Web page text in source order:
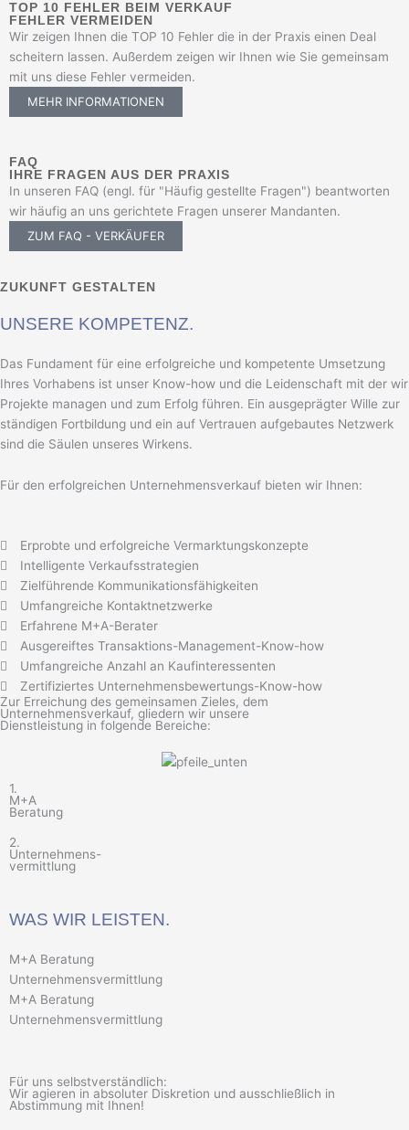
TOP 10 FEHLER BEIM VERKAUF
FEHLER VERMEIDEN
Wir zeigen Ihnen die TOP 10 Fehler die in der Praxis einen Deal
scheitern lassen. Außerdem zeigen wir Ihnen wie Sie gemeinsam
mit uns diese Fehler vermeiden.
MEHR INFORMATIONEN
FAQ
IHRE FRAGEN AUS DER PRAXIS
In unseren FAQ (engl. für "Häufig gestellte Fragen") beantworten
wir häufig an uns gerichtete Fragen unserer Mandanten.
ZUM FAQ - VERKÄUFER
ZUKUNFT GESTALTEN
UNSERE KOMPETENZ.
Das Fundament für eine erfolgreiche und kompetente Umsetzung
Ihres Vorhabens ist unser Know-how und die Leidenschaft mit der wir
Projekte managen und zum Erfolg führen. Ein ausgeprägter Wille zur
ständigen Fortbildung und ein auf Vertrauen aufgebautes Netzwerk
sind die Säulen unseres Wirkens.
Für den erfolgreichen Unternehmensverkauf bieten wir Ihnen:
Erprobte und erfolgreiche Vermarktungskonzepte
Intelligente Verkaufsstrategien
Zielführende Kommunikationsfähigkeiten
Umfangreiche Kontaktnetzwerke
Erfahrene M+A-Berater
Ausgereiftes Transaktions-Management-Know-how
Umfangreiche Anzahl an Kaufinteressenten
Zertifiziertes Unternehmensbewertungs-Know-how
Zur Erreichung des gemeinsamen Zieles, dem
Unternehmensverkauf, gliedern wir unsere
Dienstleistung in folgende Bereiche:
1.
M+A
Beratung
2.
Unternehmens-
vermittlung
WAS WIR LEISTEN.
M+A Beratung
Unternehmensvermittlung
M+A Beratung
Unternehmensvermittlung
Für uns selbstverständlich:
Wir agieren in absoluter Diskretion und ausschließlich in
Abstimmung mit Ihnen!